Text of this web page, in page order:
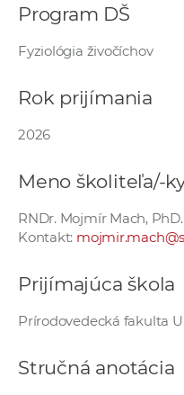
Program DŠ
Fyziológia živočíchov
Rok prijímania
2026
Meno školiteľa/-
RNDr. Mojmír Mach, PhD.
Kontakt:
Prijímajúca škola
Prírodovedecká fakulta
Stručná anotácia